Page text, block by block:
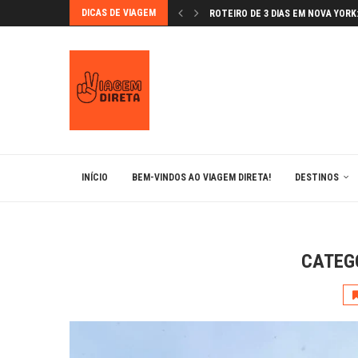
DICAS DE VIAGEM ROTEIRO DE 3 DIAS EM NOVA
INÍCIO BEM-VINDOS AO VIAGEM DIRETA! DESTINOS